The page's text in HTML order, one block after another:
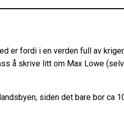
er fordi i en verden full av
å skrive litt om Max Lowe
siden det bare bor ca